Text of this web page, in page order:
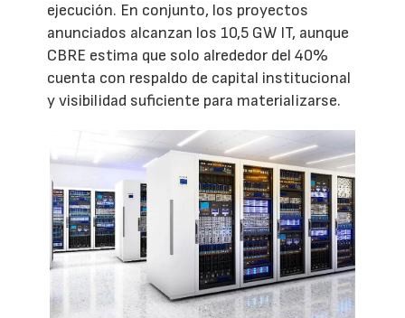
ejecución. En conjunto, los proyectos
anunciados alcanzan los 10,5 GW IT, aunque
CBRE estima que solo alrededor del 40%
cuenta con respaldo de capital institucional
y visibilidad suficiente para materializarse.